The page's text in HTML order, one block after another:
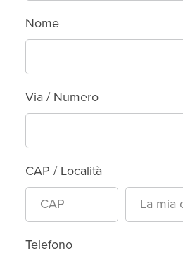
Nome
Via / Numero
CAP / Località
Telefono